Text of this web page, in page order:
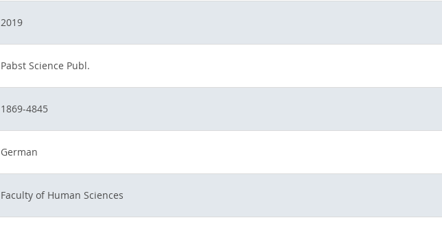
2019
Pabst Science Publ.
1869-4845
German
Faculty of Human Sciences